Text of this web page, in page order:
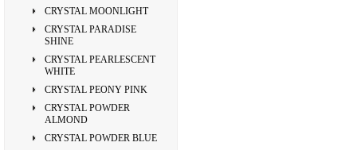
CRYSTAL MOONLIGHT
CRYSTAL PARADISE
SHINE
CRYSTAL PEARLESCENT
WHITE
CRYSTAL PEONY PINK
CRYSTAL POWDER
ALMOND
CRYSTAL POWDER BLUE